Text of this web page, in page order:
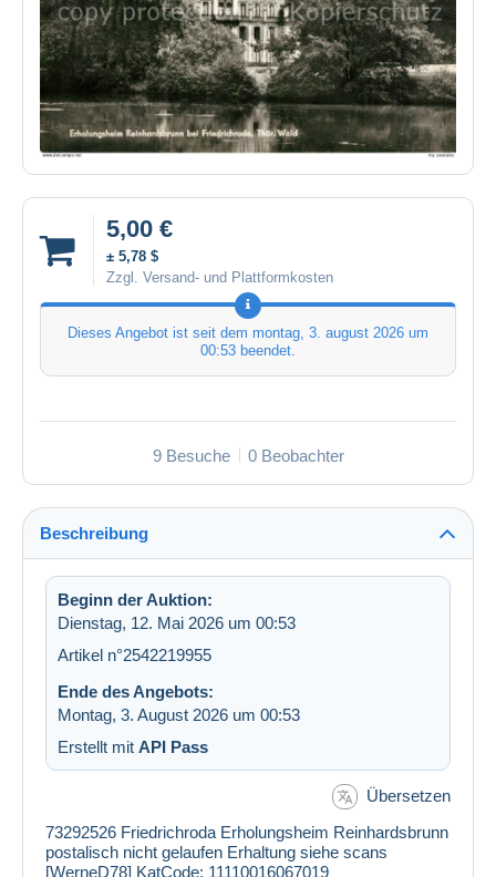
5,00 €
± 5,78 $
Zzgl. Versand- und Plattformkosten
Dieses Angebot ist seit dem montag, 3. august 2026 um
00:53 beendet.
9 Besuche 0 Beobachter
Beschreibung
Beginn der Auktion:
Dienstag, 12. Mai 2026 um 00:53
Artikel n°2542219955
Ende des Angebots:
Montag, 3. August 2026 um 00:53
Erstellt mit API Pass
Übersetzen
73292526 Friedrichroda Erholungsheim Reinhardsbrunn
postalisch nicht gelaufen Erhaltung siehe scans
[WerneD78] KatCode: 11110016067019